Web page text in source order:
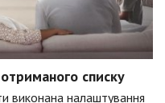
списку
виконана налаштування